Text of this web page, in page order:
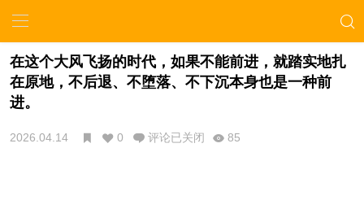
在这个大风飞扬的时代，如果不能前进，就踏实地扎
在原地，不后退、不堕落、不下沉本身也是一种前
进。
2026.04.14 0 评论已关闭 85